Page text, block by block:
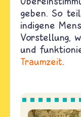
geben. So
indigene
Vorstellung,
und
Traumzeit.